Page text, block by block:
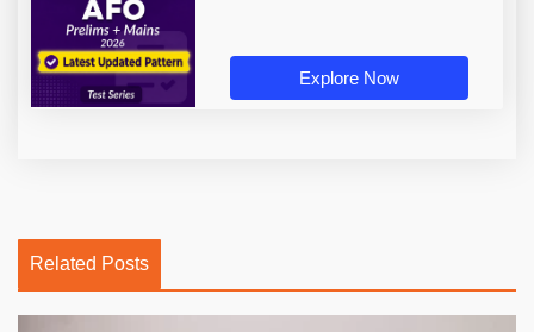
Explore Now
Related Posts